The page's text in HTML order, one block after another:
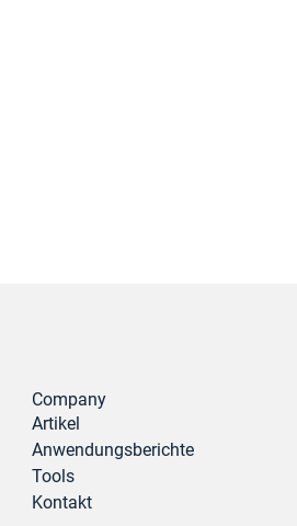
Company
Artikel
Anwendungsberichte
Tools
Kontakt